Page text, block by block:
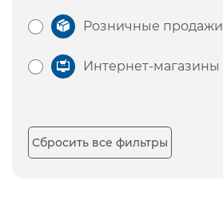
Розничные продажи
Интернет-магазины
Сбросить все фильтры